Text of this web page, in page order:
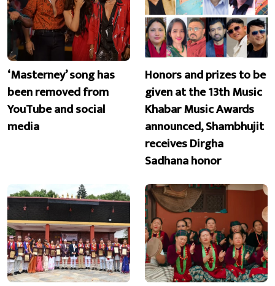
‘Masterney’ song has
been removed from
YouTube and social
media
Honors and prizes to be
given at the 13th Music
Khabar Music Awards
announced, Shambhujit
receives Dirgha
Sadhana honor